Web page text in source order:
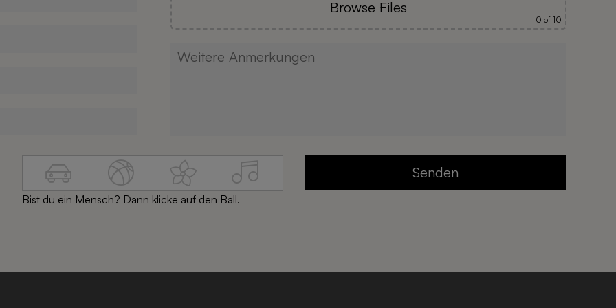
Browse Files
0 of 10
Bist du ein Mensch? Dann klicke auf den Ball.